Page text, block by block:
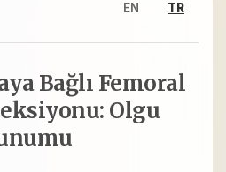
EN TR
Bağlı Femoral
Olgu